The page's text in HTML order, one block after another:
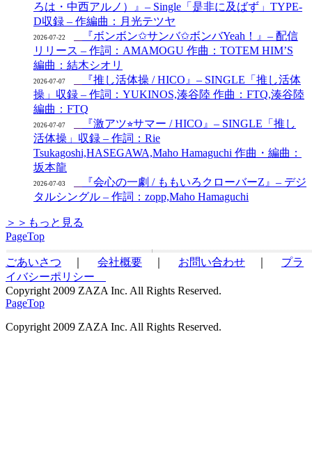
ろは・中西アルノ）』– Single「是非に及ばず」TYPE-
D収録 – 作編曲：月光テツヤ
2026-07-22
『ボンボン✩サンバ✩ボンバYeah！』– 配信
リリース – 作詞：AMAMOGU 作曲：TOTEM HIM’S
編曲：結木シオリ
2026-07-07
『推し活体操 / HICO』– SINGLE「推し活体
操」収録 – 作詞：YUKINOS,湊谷陸 作曲：FTQ,湊谷陸
編曲：FTQ
2026-07-07
『激アツ⭐︎サマー / HICO』– SINGLE「推し
活体操」収録 – 作詞：Rie
Tsukagoshi,HASEGAWA,Maho Hamaguchi 作曲・編曲：
坂本龍
2026-07-03
『会心の一劇 / ももいろクローバーZ』– デジ
タルシングル – 作詞：zopp,Maho Hamaguchi
＞＞もっと見る
PageTop
ごあいさつ 会社概要 お問い合わせ
プラ
イバシーポリシー
Copyright 2009 ZAZA Inc. All Rights Reserved.
PageTop
Copyright 2009 ZAZA Inc. All Rights Reserved.